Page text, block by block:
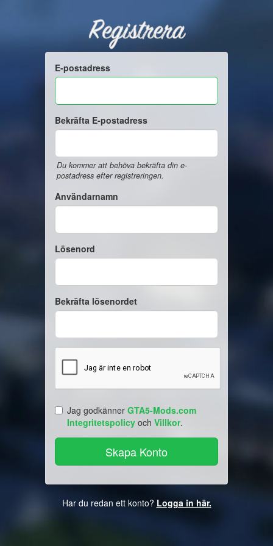
Registrera
E-postadress
Bekräfta E-postadress
Du kommer att behöva bekräfta din e-
postadress efter registreringen.
Användarnamn
Lösenord
Bekräfta lösenordet
Jag godkänner GTA5-Mods.com
Integritetspolicy och Villkor.
Har du redan ett konto? Logga in här.